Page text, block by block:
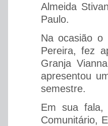
Almeida
Paulo.
Na ocasião o
Pereira, fez
Granja
apresentou
semestre.
Em sua fala,
Comunitário,